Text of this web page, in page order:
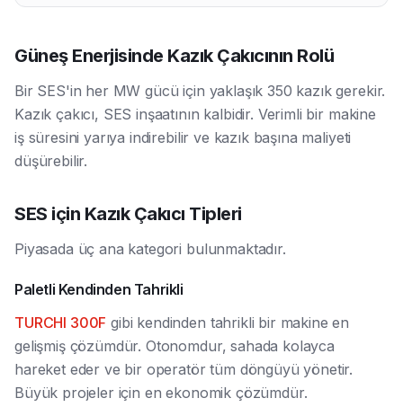
Güneş Enerjisinde Kazık Çakıcının Rolü
Bir SES'in her MW gücü için yaklaşık 350 kazık gerekir.
Kazık çakıcı, SES inşaatının kalbidir. Verimli bir makine
iş süresini yarıya indirebilir ve kazık başına maliyeti
düşürebilir.
SES için Kazık Çakıcı Tipleri
Piyasada üç ana kategori bulunmaktadır.
Paletli Kendinden Tahrikli
TURCHI 300F gibi kendinden tahrikli bir makine en
gelişmiş çözümdür. Otonomdur, sahada kolayca
hareket eder ve bir operatör tüm döngüyü yönetir.
Büyük projeler için en ekonomik çözümdür.